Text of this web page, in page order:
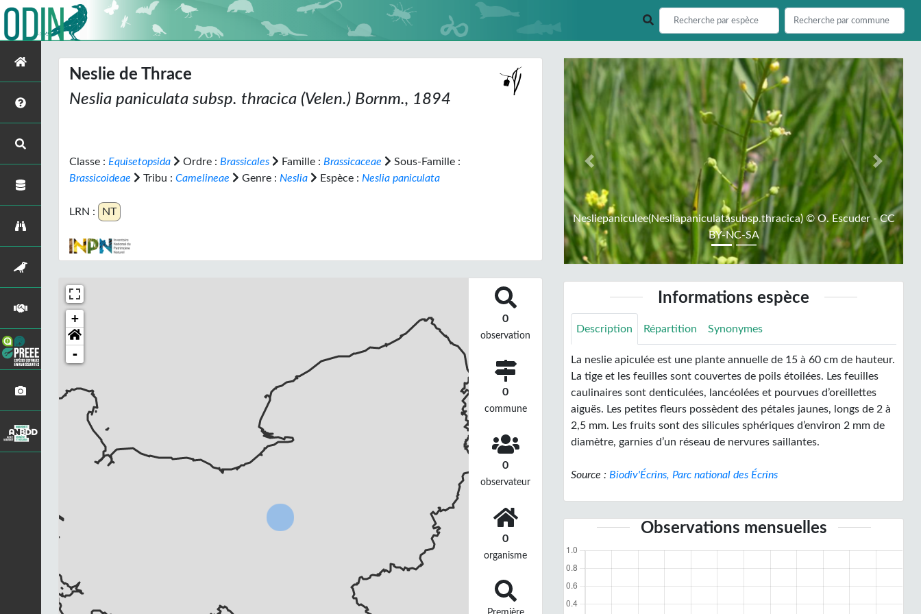
Neslie de Thrace
Neslia paniculata subsp. thracica (Velen.) Bornm., 1894
Classe : Equisetopsida Ordre : Brassicales Famille : Brassicaceae
Sous-Famille :
Brassicoideae
Tribu : Camelineae Genre : Neslia Espèce : Neslia paniculata
LRN : NT
+
-
0
observation
0
commune
0
observateur
0
organisme
Nesliepaniculee(Nesliapaniculatasubsp.thracica) © O. Escuder - CC
BY-NC-SA
Previous Next
Informations espèce
Description Répartition Synonymes
La neslie apiculée est une plante annuelle de 15 à 60 cm de hauteur.
La tige et les feuilles sont couvertes de poils étoilées. Les feuilles
caulinaires sont denticulées, lancéolées et pourvues d’oreillettes
aiguës. Les petites fleurs possèdent des pétales jaunes, longs de 2 à
2,5 mm. Les fruits sont des silicules sphériques d’environ 2 mm de
diamètre, garnies d’un réseau de nervures saillantes.
Source : Biodiv'Écrins, Parc national des Écrins
Observations mensuelles